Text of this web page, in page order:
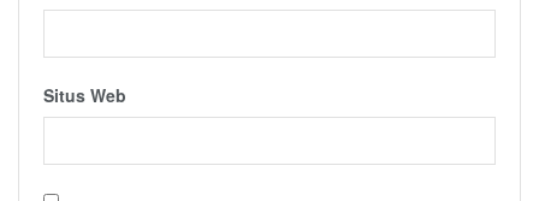
Situs Web